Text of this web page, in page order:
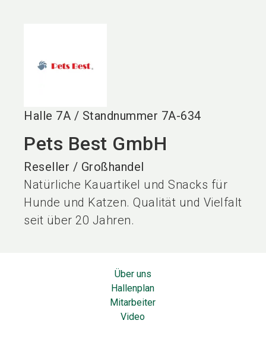
Halle 7A / Standnummer 7A-634
Pets Best GmbH
Reseller / Großhandel
Natürliche Kauartikel und Snacks für
Hunde und Katzen. Qualität und Vielfalt
seit über 20 Jahren.
Über uns
Hallenplan
Mitarbeiter
Video